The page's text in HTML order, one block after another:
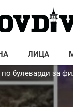
ЛИЦА
булеварди за